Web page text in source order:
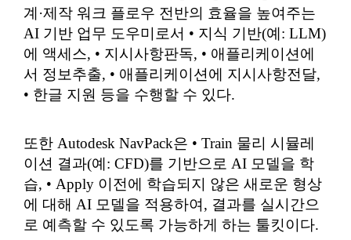
계·제작 워크 플로우 전반의 효율을 높여주는
AI 기반 업무 도우미로서 • 지식 기반(예: LLM)
에 액세스, • 지시사항판독, • 애플리케이션에
서 정보추출, • 애플리케이션에 지시사항전달,
• 한글 지원 등을 수행할 수 있다.
또한 Autodesk NavPack은 • Train 물리 시뮬레
이션 결과(예: CFD)를 기반으로 AI 모델을 학
습, • Apply 이전에 학습되지 않은 새로운 형상
에 대해 AI 모델을 적용하여, 결과를 실시간으
로 예측할 수 있도록 가능하게 하는 툴킷이다.